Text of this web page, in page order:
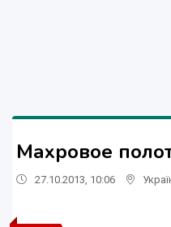
Махровое
27.10.2013, 10:06